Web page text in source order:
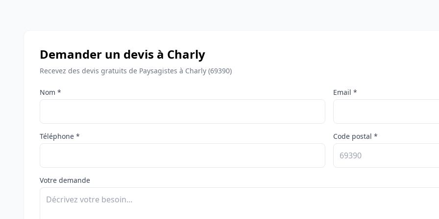
Demander un devis à Charly
Recevez des devis gratuits de Paysagistes à Charly (69390)
Nom * Email *
Téléphone * Code postal *
Votre demande